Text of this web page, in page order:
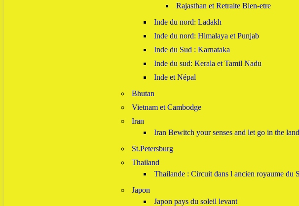
Rajasthan et Retraite Bien-etre
Inde du nord: Ladakh
Inde du nord: Himalaya et Punjab
Inde du Sud : Karnataka
Inde du sud: Kerala et Tamil Nadu
Inde et Népal
Bhutan
Vietnam et Cambodge
Iran
Iran Bewitch your senses and let go in the
St.Petersburg
Thailand
Thailande : Circuit dans l ancien royaume du
Japon
Japon pays du soleil levant